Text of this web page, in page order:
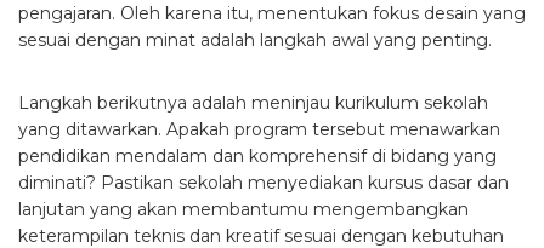
pengajaran. Oleh karena itu, menentukan fokus desain yang
sesuai dengan minat adalah langkah awal yang penting.
Langkah berikutnya adalah meninjau kurikulum sekolah
yang ditawarkan. Apakah program tersebut menawarkan
pendidikan mendalam dan komprehensif di bidang yang
diminati? Pastikan sekolah menyediakan kursus dasar dan
lanjutan yang akan membantumu mengembangkan
keterampilan teknis dan kreatif sesuai dengan kebutuhan